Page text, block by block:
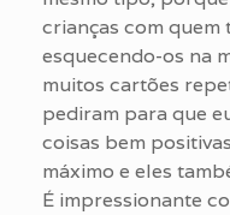
crianças com quem
esquecendo-os na
muitos cartões
pediram para que
coisas bem
máximo e eles
É impressionante